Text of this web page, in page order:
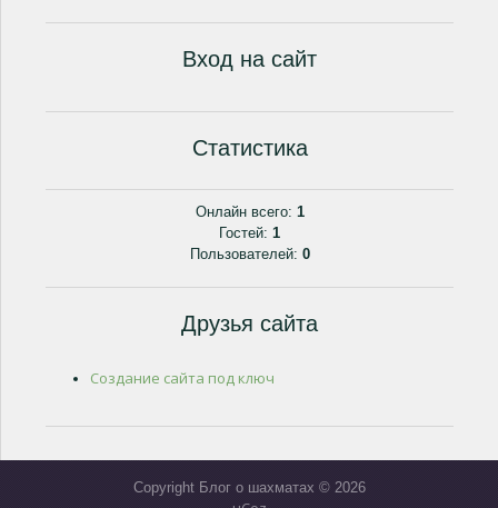
Вход на сайт
Статистика
Онлайн всего: 1
Гостей: 1
Пользователей: 0
Друзья сайта
Создание сайта под ключ
Copyright Блог о шахматах © 2026